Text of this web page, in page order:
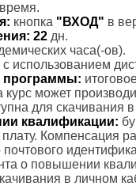
кнопка "ВХОД" в
22 дн.
часа(-ов).
использованием
программы:
курс может
для скачивания
квалификации:
Компенсация
почтового
о повышении
в личном